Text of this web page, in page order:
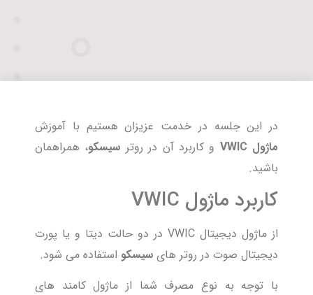
در این جلسه در خدمت عزیزان هستیم با آموزش
ماژول VWIC
و کاربرد آن در روتر سیسکو، همراهمان
باشید.
کاربرد ماژول VWIC
از ماژول دیجیتال VWIC در دو حالت دیتا و یا پورت
دیجیتال صوت در روتر های سیسکو استفاده می شود.
با توجه به نوع مصرف شما از ماژول کامند های